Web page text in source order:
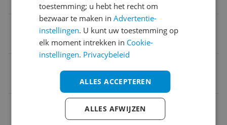
Momentum True Wireless 3
toestemming; u hebt het recht om
bezwaar te maken inAdvertentie-
instellingen. U kunt uw toestemming op
elk moment intrekken in Cookie-
instellingen. Privacybeleid
ALLES ACCEPTEREN
ALLES AFWIJZEN